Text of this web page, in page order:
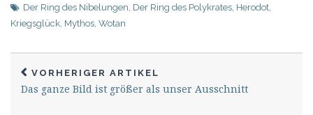
Der Ring des Nibelungen Der Ring des Polykrates Herodot
Kriegsglück Mythos Wotan
VORHERIGER ARTIKEL
Das ganze Bild ist größer als unser Ausschnitt